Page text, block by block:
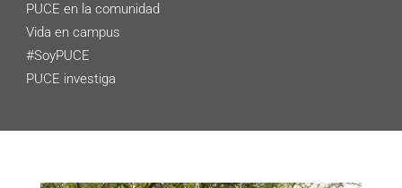
PUCE en la comunidad
Vida en campus
#SoyPUCE
PUCE investiga